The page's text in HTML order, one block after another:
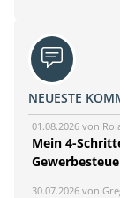
NEUESTE
01.08.2026 von
Mein 4-
30.07.2026 von